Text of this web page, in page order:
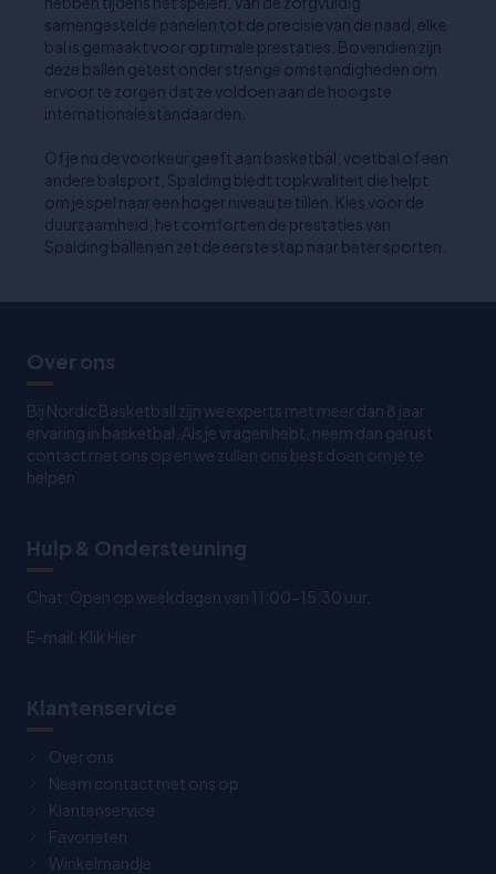
samengestelde panelen tot de precisie van de naad, elke
bal is gemaakt voor optimale prestaties. Bovendien zijn
deze ballen getest onder strenge omstandigheden om
ervoor te zorgen dat ze voldoen aan de hoogste
internationale standaarden.
Of je nu de voorkeur geeft aan basketbal, voetbal of een
andere balsport, Spalding biedt topkwaliteit die helpt
om je spel naar een hoger niveau te tillen. Kies voor de
duurzaamheid, het comfort en de prestaties van
Spalding ballen en zet de eerste stap naar beter sporten.
Over ons
Bij Nordic Basketball zijn we experts met meer dan 8 jaar
ervaring in basketbal. Als je vragen hebt, neem dan gerust
contact met ons op en we zullen ons best doen om je te
helpen
Hulp & Ondersteuning
Chat: Open op weekdagen van 11:00-15:30 uur.
E-mail: Klik Hier
Klantenservice
Over ons
Neem contact met ons op
Klantenservice
Favorieten
Winkelmandje